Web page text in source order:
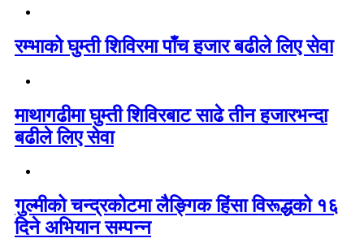
रम्भाको घुम्ती शिविरमा पाँच हजार बढीले लिए सेवा
माथागढीमा घुम्ती शिविरबाट साढे तीन हजारभन्दा
बढीले लिए सेवा
गुल्मीको चन्द्रकोटमा लैङ्गिक हिंसा विरूद्धको १६
दिने अभियान सम्पन्न